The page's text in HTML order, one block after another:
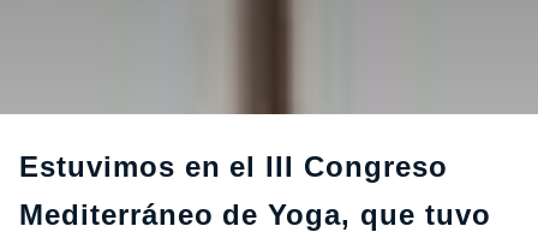
Estuvimos en el III Congreso
Mediterráneo de Yoga, que tuvo